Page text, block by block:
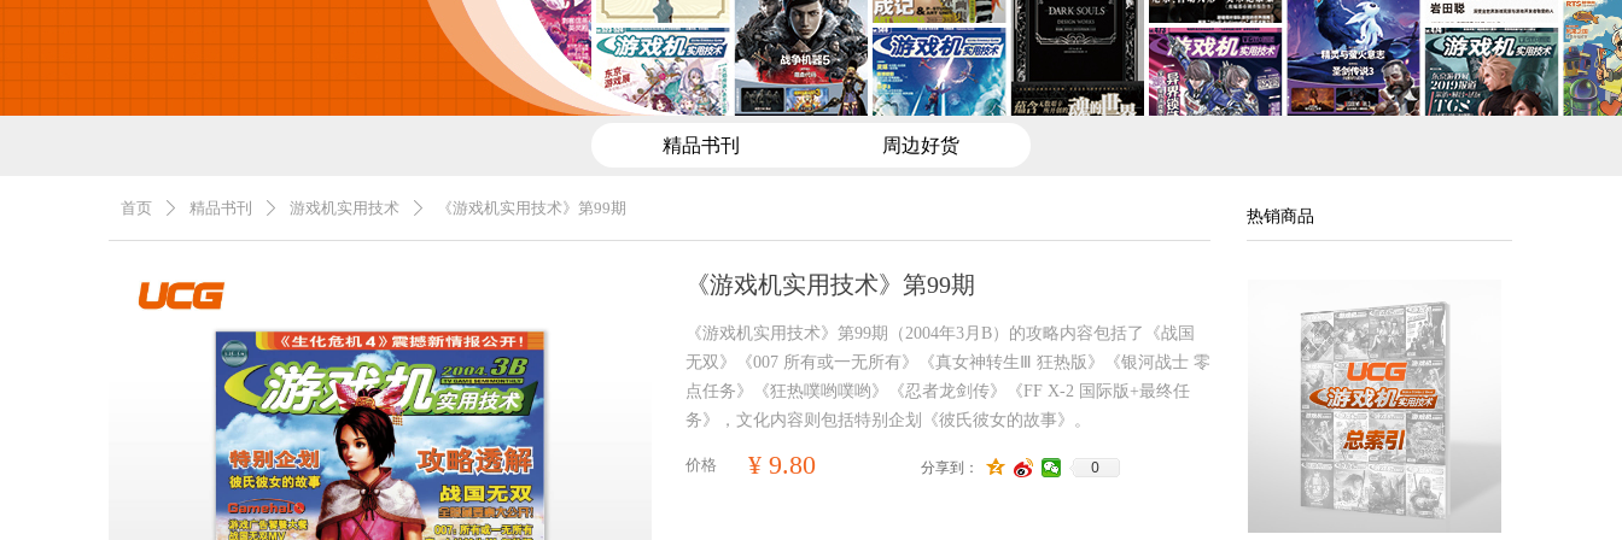
首页 ꄲ 精品书刊 ꄲ 游戏机实用技术 ꄲ 《游戏机实用技术》第99期
《游戏机实用技术》第99期
价格 ¥ 9.80 分享到： 0
热销商品
《游戏机实用技术》第99期（2004年3月B）的攻略内容包括了《战国
无双》《007 所有或一无所有》《真女神转生Ⅲ 狂热版》《银河战士 零
点任务》《狂热噗哟噗哟》《忍者龙剑传》《FF X-2 国际版+最终任
务》，文化内容则包括特别企划《彼氏彼女的故事》。
精品书刊 周边好货